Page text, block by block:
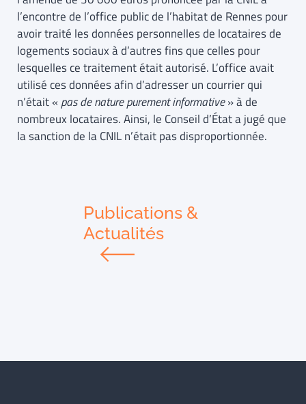
l’encontre de l’office public de l’habitat de Rennes pour
avoir traité les données personnelles de locataires de
logements sociaux à d’autres fins que celles pour
lesquelles ce traitement était autorisé. L’office avait
utilisé ces données afin d’adresser un courrier qui
n’était « pas de nature purement informative» à de
nombreux locataires. Ainsi, le Conseil d’État a jugé que
la sanction de la CNIL n’était pas disproportionnée.
Publications &
Actualités